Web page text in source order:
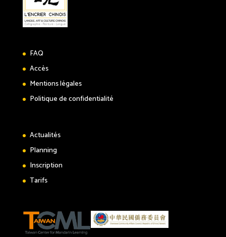
FAQ
Accès
Mentions légales
Politique de confidentialité
Actualités
Planning
Inscription
Tarifs